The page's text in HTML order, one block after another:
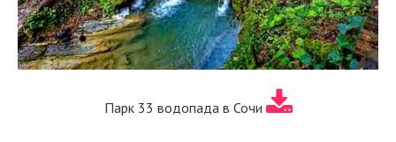
Парк 33 водопада в Сочи